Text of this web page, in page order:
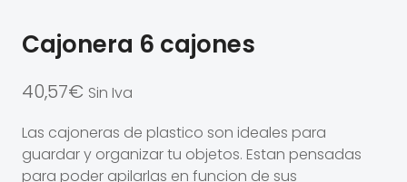
Cajonera 6 cajones
40,57€ Sin Iva
Las cajoneras de plastico son ideales para
guardar y organizar tu objetos. Estan pensadas
para poder apilarlas en funcion de sus